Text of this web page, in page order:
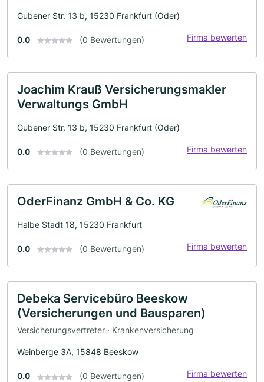
Gubener Str. 13 b, 15230 Frankfurt (Oder)
0.0 (0 Bewertungen) Firma bewerten
Joachim Krauß Versicherungsmakler
Verwaltungs GmbH
Gubener Str. 13 b, 15230 Frankfurt (Oder)
0.0 (0 Bewertungen) Firma bewerten
OderFinanz GmbH & Co. KG
Halbe Stadt 18, 15230 Frankfurt
0.0 (0 Bewertungen) Firma bewerten
Debeka Servicebüro Beeskow
(Versicherungen und Bausparen)
Versicherungsvertreter · Krankenversicherung
Weinberge 3A, 15848 Beeskow
0.0 (0 Bewertungen) Firma bewerten